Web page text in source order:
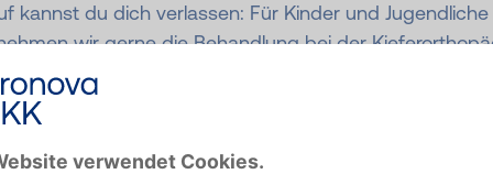
kannst du dich verlassen: Für Kinder und Jugendliche
wir gerne die Behandlung bei der
Kieferorthopäden. 80 % der Kosten werden dabei
mit uns abgerechnet. Die übrigen 20 % werden dir
mit jeder Quartalsabrechnung von der
Praxis in Rechnung gestellt. Prima: